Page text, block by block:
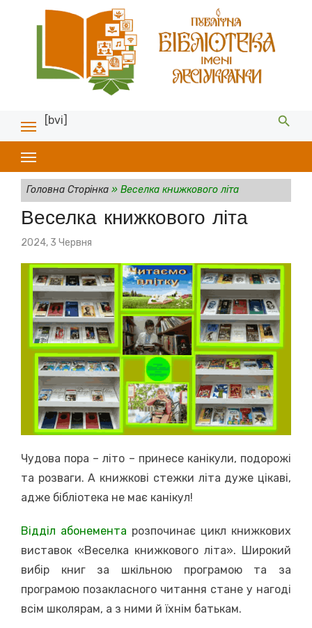
[bvi]
Головна Сторінка» Веселка книжкового літа
Веселка книжкового літа
Posted
2024, 3 Червня
Чудова пора – літо – принесе канікули, подорожі
та розваги. А книжкові стежки літа дуже цікаві,
адже бібліотека не має канікул!
Відділ абонемента розпочинає цикл книжкових
виставок «Веселка книжкового літа». Широкий
вибір книг за шкільною програмою та за
програмою позакласного читання стане у нагоді
всім школярам, ​​а з ними й їхнім батькам.